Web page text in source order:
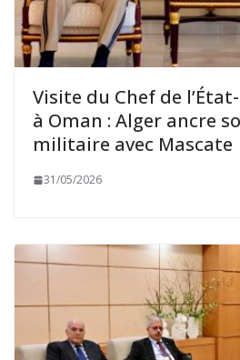
Visite du Chef de
à Oman : Alger ancre
militaire avec Mascate
31/05/2026